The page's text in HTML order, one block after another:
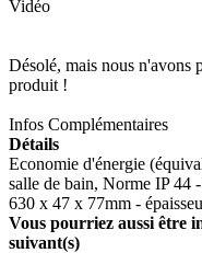
Vidéo
Désolé, mais nous n'avons
produit !
Infos Complémentaires
Détails
Economie d'énergie
salle de bain, Norme IP 44
630 x 47 x 77mm -
Vous pourriez aussi être
suivant(s)